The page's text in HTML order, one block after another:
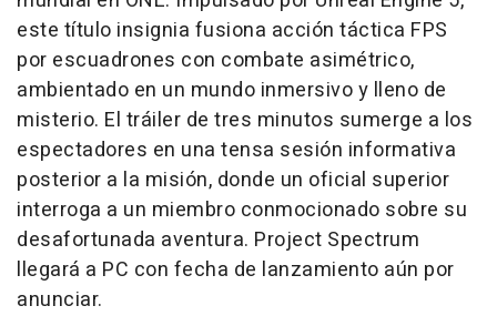
este título insignia fusiona acción táctica FPS
por escuadrones con combate asimétrico,
ambientado en un mundo inmersivo y lleno de
misterio. El tráiler de tres minutos sumerge a los
espectadores en una tensa sesión informativa
posterior a la misión, donde un oficial superior
interroga a un miembro conmocionado sobre su
desafortunada aventura. Project Spectrum
llegará a PC con fecha de lanzamiento aún por
anunciar.